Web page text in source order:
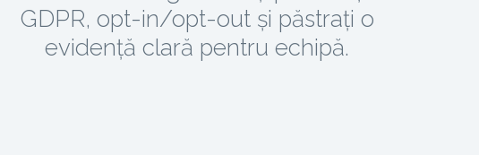
GDPR, opt-in/opt-out și păstrați o
evidență clară pentru echipă.